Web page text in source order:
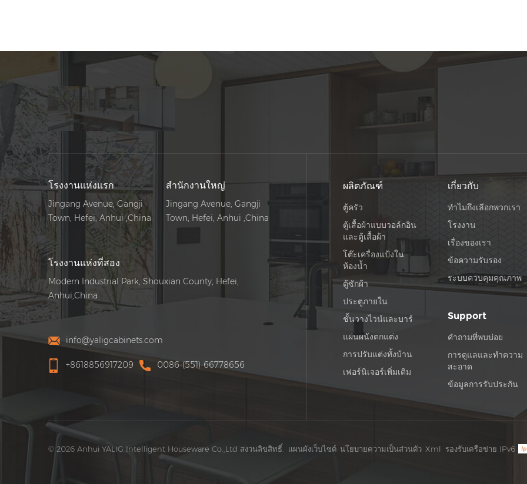
โรงงานแห่งแรก
Jingang Avenue, Gangji
Town, Hefei, Anhui ,China
สำนักงานใหญ่
Jingang Avenue, Gangji
Town, Hefei, Anhui ,China
โรงงานแห่งที่สอง
Modern Industrial Park, Shouxian County, Hefei,
Anhui,China
info@yaligcabinets.com
+8618856917209 0086-(551)-66778656
ผลิตภัณฑ์
ตู้ครัว
ตู้เสื้อผ้าแบบวอล์กอิน
และตู้เสื้อผ้า
โต๊ะเครื่องแป้งใน
ห้องน้ำ
ตู้ซักผ้า
ประตูภายใน
ชั้นวางไวน์และบาร์
แผ่นผนังตกแต่ง
การปรับแต่งทั้งบ้าน
เฟอร์นิเจอร์เพิ่มเติม
เกี่ยวกับ
ทำไมถึงเลือกพวกเรา
โรงงาน
เรื่องของเรา
ข้อความรับรอง
ระบบควบคุมคุณภาพ
Support
คำถามที่พบบ่อย
การดูแลและทำความ
สะอาด
ข้อมูลการรับประกัน
© 2026 Anhui YALIG Intelligent Houseware Co.,Ltd สงวนลิขสิทธิ์. แผนผังเว็บไซต์ นโยบายความเป็นส่วนตัว Xml รองรับเครือข่าย IPv6